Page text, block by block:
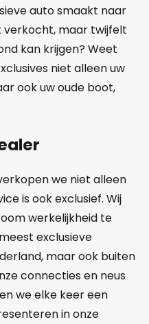
auto smaakt naar
verkocht, maar twijfelt
kan krijgen? Weet
niet alleen uw
ook uw oude boot,
we niet alleen
is ook exclusief. Wij
werkelijkheid te
exclusieve
maar ook buiten
connecties en neus
we elke keer een
in onze